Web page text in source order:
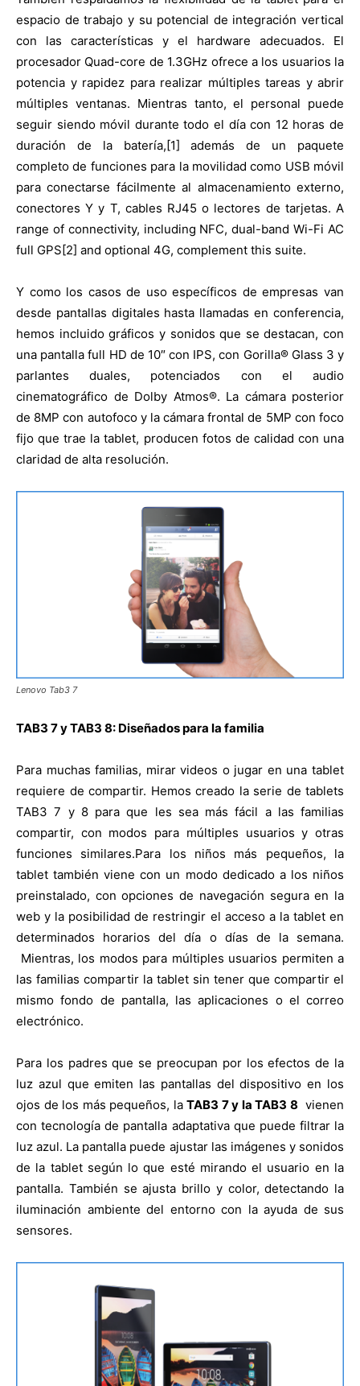
espacio de trabajo y su potencial de integración vertical
con las características y el hardware adecuados. El
procesador Quad-core de 1.3GHz ofrece a los usuarios la
potencia y rapidez para realizar múltiples tareas y abrir
múltiples ventanas. Mientras tanto, el personal puede
seguir siendo móvil durante todo el día con 12 horas de
duración de la batería,[1] además de un paquete
completo de funciones para la movilidad como USB móvil
para conectarse fácilmente al almacenamiento externo,
conectores Y y T, cables RJ45 o lectores de tarjetas. A
range of connectivity, including NFC, dual-band Wi-Fi AC
full GPS[2] and optional 4G, complement this suite.
Y como los casos de uso específicos de empresas van
desde pantallas digitales hasta llamadas en conferencia,
hemos incluido gráficos y sonidos que se destacan, con
una pantalla full HD de 10″ con IPS, con Gorilla® Glass 3 y
parlantes duales, potenciados con el audio
cinematográfico de Dolby Atmos®. La cámara posterior
de 8MP con autofoco y la cámara frontal de 5MP con foco
fijo que trae la tablet, producen fotos de calidad con una
claridad de alta resolución.
Lenovo Tab3 7
TAB3 7 y TAB3 8: Diseñados para la familia
Para muchas familias, mirar videos o jugar en una tablet
requiere de compartir. Hemos creado la serie de tablets
TAB3 7 y 8 para que les sea más fácil a las familias
compartir, con modos para múltiples usuarios y otras
funciones similares.Para los niños más pequeños, la
tablet también viene con un modo dedicado a los niños
preinstalado, con opciones de navegación segura en la
web y la posibilidad de restringir el acceso a la tablet en
determinados horarios del día o días de la semana.
Mientras, los modos para múltiples usuarios permiten a
las familias compartir la tablet sin tener que compartir el
mismo fondo de pantalla, las aplicaciones o el correo
electrónico.
Para los padres que se preocupan por los efectos de la
luz azul que emiten las pantallas del dispositivo en los
ojos de los más pequeños, laTAB3 7 y la TAB3 8 vienen
con tecnología de pantalla adaptativa que puede filtrar la
luz azul. La pantalla puede ajustar las imágenes y sonidos
de la tablet según lo que esté mirando el usuario en la
pantalla. También se ajusta brillo y color, detectando la
iluminación ambiente del entorno con la ayuda de sus
sensores.